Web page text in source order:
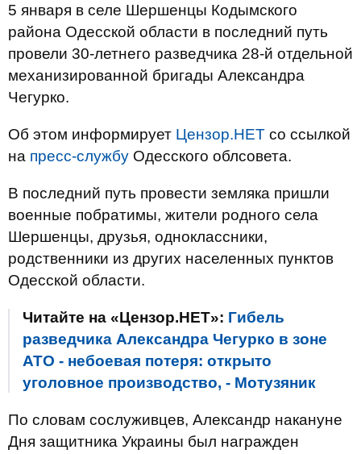
5 января в селе Шершенцы Кодымского
района Одесской области в последний путь
провели 30-летнего разведчика 28-й отдельной
механизированной бригады Александра
Чегурко.
Об этом информирует Цензор.НЕТ со ссылкой
на пресс-службу Одесского облсовета.
В последний путь провести земляка пришли
военные побратимы, жители родного села
Шершенцы, друзья, одноклассники,
родственники из других населенных пунктов
Одесской области.
Читайте на «Цензор.НЕТ»: Гибель
разведчика Александра Чегурко в зоне
АТО - небоевая потеря: открыто
уголовное производство, - Мотузяник
По словам сослуживцев, Александр накануне
Дня защитника Украины был награжден